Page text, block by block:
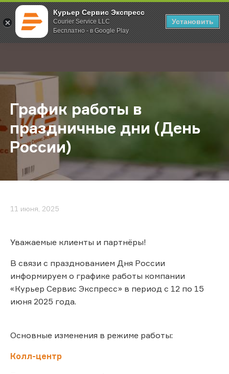
Курьер Сервис Экспресс
Courier Service LLC
Бесплатно - в Google Play
Установить
; Главная О компании Новости График работы в праздничные
График работы в
праздничные дни (День
России)
11 июня, 2025
Уважаемые клиенты и партнёры!
В связи с празднованием Дня России
информируем о графике работы компании
«Курьер Сервис Экспресс» в период с 12 по 15
июня 2025 года.
Основные изменения в режиме работы:
Колл-центр